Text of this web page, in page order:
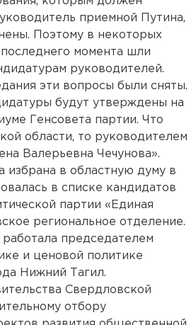
приемной Путина,
Поэтому в некоторых
момента шли
руководителей.
эти вопросы были сняты.
будут утверждены на
Генсовета партии. Что
области, то руководителем
Валерьевна Чечунова».
избрана в областную думу в
в списке кандидатов
партии «Единая
региональное отделение.
председателем
и ценовой политике
Нижний Тагил.
Свердловской
отбору